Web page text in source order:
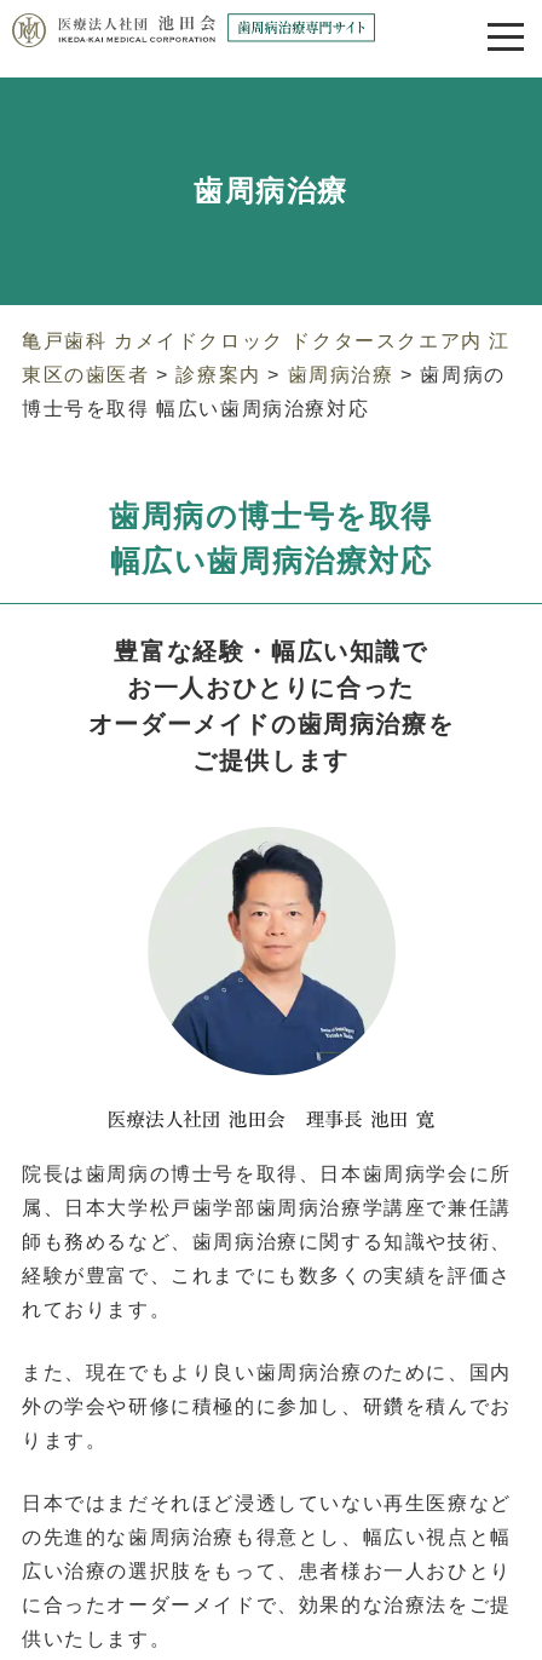
歯周病治療
亀戸歯科 カメイドクロック ドクタースクエア内 江
東区の歯医者 >診療案内 > 歯周病治療 >歯周病の
博士号を取得 幅広い歯周病治療対応
歯周病の博士号を取得
幅広い歯周病治療対応
豊富な経験・幅広い知識で
お一人おひとりに合った
オーダーメイドの歯周病治療を
ご提供します
院長は歯周病の博士号を取得、日本歯周病学会に所
属、日本大学松戸歯学部歯周病治療学講座で兼任講
師も務めるなど、歯周病治療に関する知識や技術、
経験が豊富で、これまでにも数多くの実績を評価さ
れております。
また、現在でもより良い歯周病治療のために、国内
外の学会や研修に積極的に参加し、研鑽を積んでお
ります。
日本ではまだそれほど浸透していない再生医療など
の先進的な歯周病治療も得意とし、幅広い視点と幅
広い治療の選択肢をもって、患者様お一人おひとり
に合ったオーダーメイドで、効果的な治療法をご提
供いたします。